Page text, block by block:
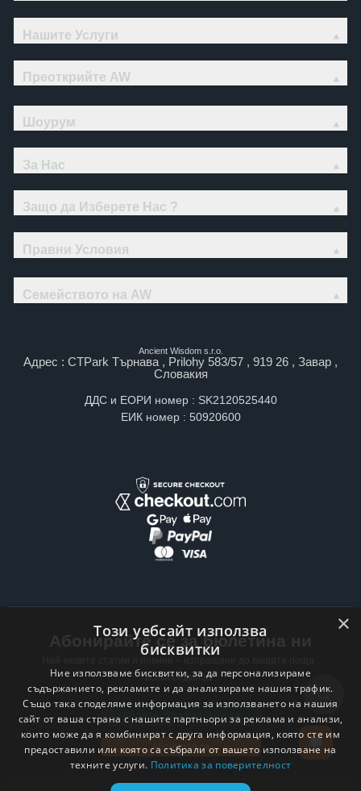
Нашите Услуги
Преоткрийте AW
Шоурум
За Нас
Защо да Изберете Нас ?
Правни Условия
Семейството на AW
Ancient Wisdom s.r.o.
Адрес : CTPark Търнава , Prilohy 583/57 , 919 26 , Завар ,
Словакия
ДДС и ЕОРИ номер : SK2120525440
ЕИК номер : 50920600
Абонирайте се за бюлетина ни
всяка седмица .
Email address
Абонирай се
×
Този уебсайт използва
бисквитки
Ние използваме бисквитки, за да персонализираме
съдържанието, рекламите и да анализираме нашия трафик.
Също така споделяме информация за използването на нашия
сайт от ваша страна с нашите партньори за реклама и анализи,
които може да я комбинират с друга информация, която сте им
предоставили или която са събрали от вашето използване на
техните услуги. Политика за поверителност